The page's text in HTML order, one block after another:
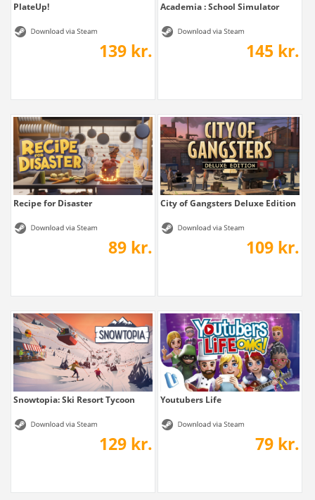
PlateUp!
139 kr.
Academia : School Simulator
145 kr.
Recipe for Disaster
89 kr.
City of Gangsters Deluxe Edition
109 kr.
Snowtopia: Ski Resort Tycoon
129 kr.
Youtubers Life
79 kr.